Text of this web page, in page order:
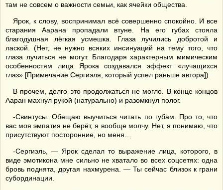
там не совсем о важности семьи, как ячейки общества.
Ярок, к слову, воспринимал всё совершенно спокойно. И все
старания Аарана пропадали втуне. На его губах стояла
благодушная лёгкая усмешка. Глаза лучились добротой и
лаской. (Нет, не нужно всяких инсинуаций на тему того, что
глаза лучиться не могут. Благодаря характерным мимическим
особенностям лица Ярока создавался эффект «лучащихся
глаз» [Примечание Сергиэля, который успел раньше автора])
В прочем, долго это продолжаться не могло. В конце концов
Ааран махнул рукой (натурально) и разомкнул полог.
-Свинтусы. Обещаю выучиться читать по губам. Про то, что
вас моя эмпатия не берёт, я вообще молчу. Нет, я понимаю, что
присутствуют посторонние, но меня…
-Сергиэль, — Ярок сделал то выражение лица, которого, в
виде эмотикона мне сильно не хватало во всех соцсетях: одна
бровь поднята, другая нахмурена. — Ты сейчас близок к грани
субординации.